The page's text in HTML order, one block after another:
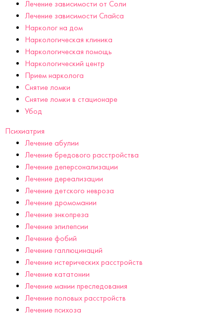
Лечение зависимости от Соли
Лечение зависимости Спайса
Нарколог на дом
Наркологическая клиника
Наркологическая помощь
Наркологический центр
Прием нарколога
Снятие ломки
Снятие ломки в стационаре
Убод
Психиатрия
Лечение абулии
Лечение бредового расстройства
Лечение деперсонализации
Лечение дереализации
Лечение детского невроза
Лечение дромомании
Лечение энкопреза
Лечение эпилепсии
Лечение фобий
Лечение галлюцинаций
Лечение истерических расстройств
Лечение кататонии
Лечение мании преследования
Лечение половых расстройств
Лечение психоза